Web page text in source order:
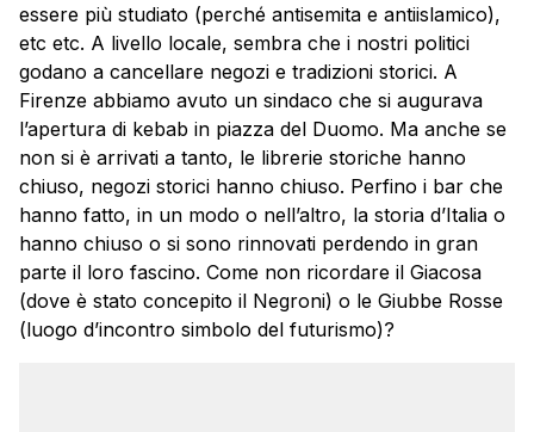
essere più studiato (perché antisemita e antiislamico),
etc etc. A livello locale, sembra che i nostri politici
godano a cancellare negozi e tradizioni storici. A
Firenze abbiamo avuto un sindaco che si augurava
l’apertura di kebab in piazza del Duomo. Ma anche se
non si è arrivati a tanto, le librerie storiche hanno
chiuso, negozi storici hanno chiuso. Perfino i bar che
hanno fatto, in un modo o nell’altro, la storia d’Italia o
hanno chiuso o si sono rinnovati perdendo in gran
parte il loro fascino. Come non ricordare il Giacosa
(dove è stato concepito il Negroni) o le Giubbe Rosse
(luogo d’incontro simbolo del futurismo)?